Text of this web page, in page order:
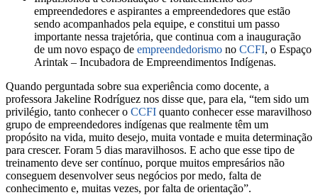
empreendedores e aspirantes a empreendedores que estão
sendo acompanhados pela equipe, e constitui um passo
importante nessa trajetória, que continua com a inauguração
de um novo espaço de empreendedorismo no CCFI, o Espaço
Arintak – Incubadora de Empreendimentos Indígenas.
Quando perguntada sobre sua experiência como docente, a
professora Jakeline Rodríguez nos disse que, para ela, “tem sido um
privilégio, tanto conhecer o CCFI quanto conhecer esse maravilhoso
grupo de empreendedores indígenas que realmente têm um
propósito na vida, muito desejo, muita vontade e muita determinação
para crescer. Foram 5 dias maravilhosos. E acho que esse tipo de
treinamento deve ser contínuo, porque muitos empresários não
conseguem desenvolver seus negócios por medo, falta de
conhecimento e, muitas vezes, por falta de orientação”.